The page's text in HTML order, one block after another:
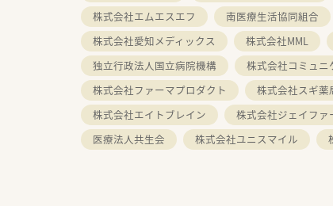
株式会社エムエスエフ
南医療生活協同組合
株式会社愛知メディックス
株式会社MML
独立行政法人国立病院機構
株式会社コミュニ
株式会社ファーマプロダクト
株式会社スギ薬
株式会社エイトブレイン
株式会社ジェイファ
医療法人共生会
株式会社ユニスマイル